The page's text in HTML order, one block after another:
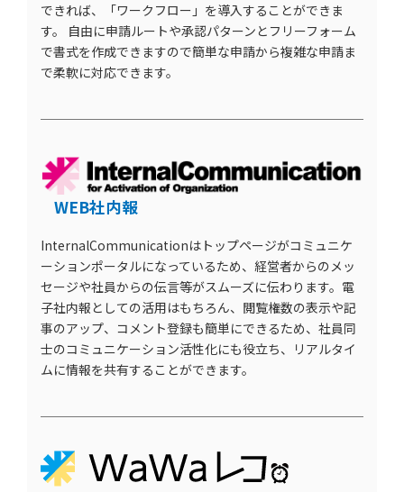
できれば、「ワークフロー」を導入することができま
す。 自由に申請ルートや承認パターンとフリーフォーム
で書式を作成できますので簡単な申請から複雑な申請ま
で柔軟に対応できます。
WEB社内報
InternalCommunicationはトップページがコミュニケ
ーションポータルになっているため、経営者からのメッ
セージや社員からの伝言等がスムーズに伝わります。電
子社内報としての活用はもちろん、閲覧権数の表示や記
事のアップ、コメント登録も簡単にできるため、社員同
士のコミュニケーション活性化にも役立ち、リアルタイ
ムに情報を共有することができます。